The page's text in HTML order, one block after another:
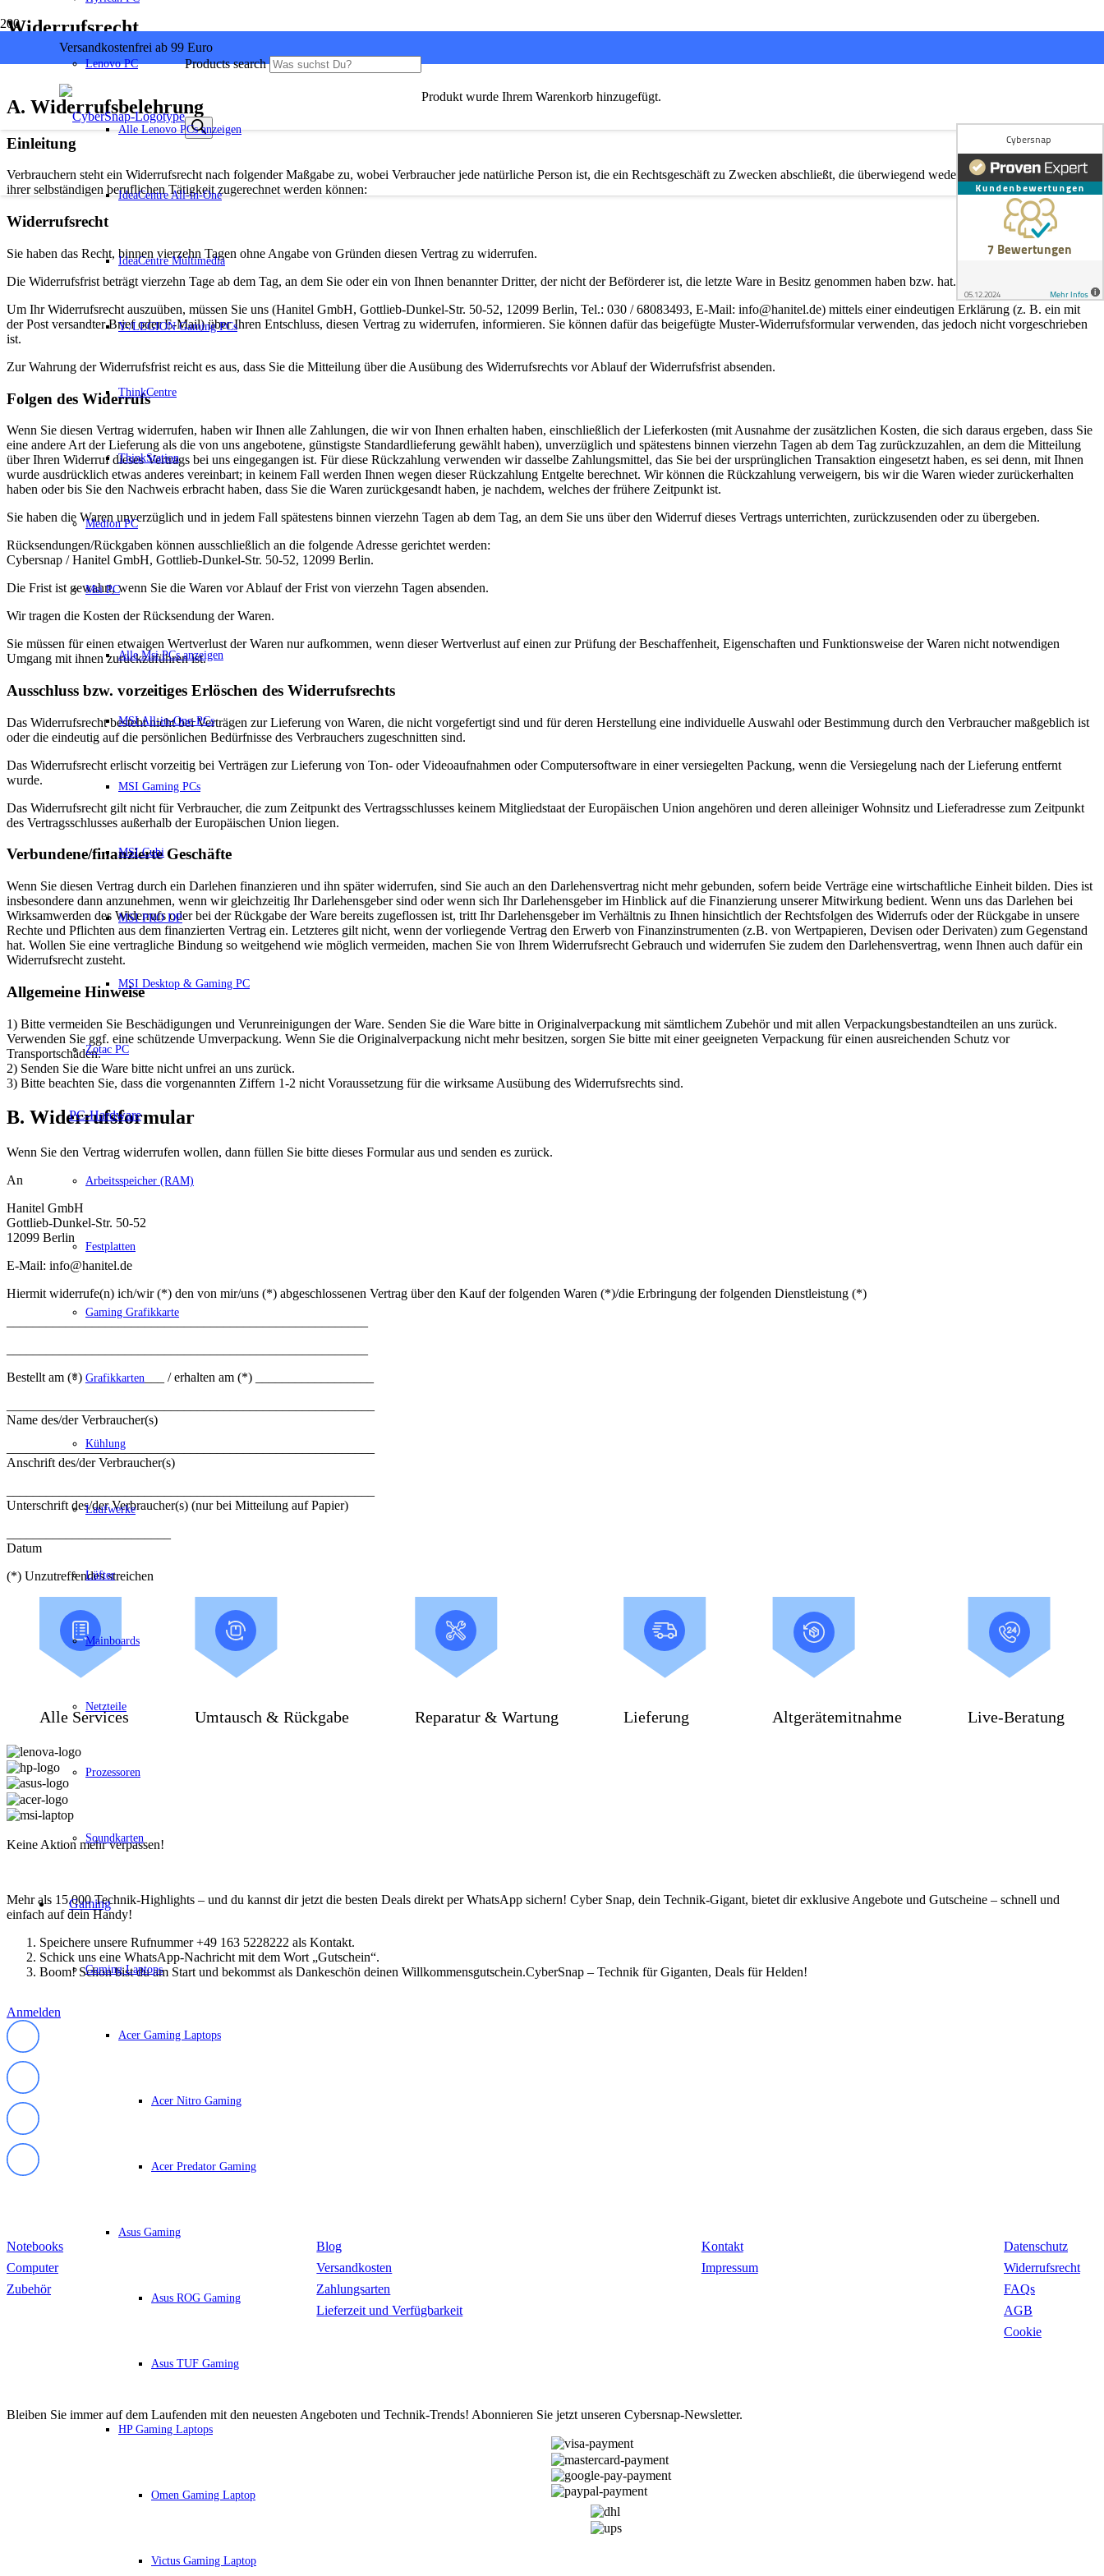
Versandkostenfrei ab 99 Euro
Products search
Produkt wurde Ihrem Warenkorb hinzugefügt.
Lenovo PC
Alle Lenovo PCs anzeigen
IdeaCentre All-in-One
IdeaCentre Multimedia
Y-/LEGION Gaming PCs
ThinkCentre
ThinkStation
Medion PC
Msi PC
Alle Msi PCs anzeigen
MSI All-in-One-PCs
MSI Gaming PCs
MSI Cubi
MSI PRO DP
MSI Desktop & Gaming PC
Zotac PC
PC-Hardware
Arbeitsspeicher (RAM)
Festplatten
Gaming Grafikkarte
Grafikkarten
Kühlung
Laufwerke
Lüfter
Mainboards
Netzteile
Prozessoren
Soundkarten
Gaming
Gaming Laptops
Acer Gaming Laptops
Acer Nitro Gaming
Acer Predator Gaming
Asus Gaming
Asus ROG Gaming
Asus TUF Gaming
HP Gaming Laptops
Omen Gaming Laptop
Victus Gaming Laptop
Widerrufsrecht
A. Widerrufsbelehrung
Einleitung
Verbrauchern steht ein Widerrufsrecht nach folgender Maßgabe zu, wobei Verbraucher jede natürliche Person ist, die ein Rechtsgeschäft zu Zwecken abschließt, die überwiegend weder ihrer gewerblichen noch
ihrer selbständigen beruflichen Tätigkeit zugerechnet werden können:
Widerrufsrecht
Sie haben das Recht, binnen vierzehn Tagen ohne Angabe von Gründen diesen Vertrag zu widerrufen.
Die Widerrufsfrist beträgt vierzehn Tage ab dem Tag, an dem Sie oder ein von Ihnen benannter Dritter, der nicht der Beförderer ist, die letzte Ware in Besitz genommen haben bzw. hat.
Um Ihr Widerrufsrecht auszuüben, müssen Sie uns (Hanitel GmbH, Gottlieb-Dunkel-Str. 50-52, 12099 Berlin, Tel.: 030 / 68083493, E-Mail: info@hanitel.de) mittels einer eindeutigen Erklärung (z. B. ein mit
der Post versandter Brief oder E-Mail) über Ihren Entschluss, diesen Vertrag zu widerrufen, informieren. Sie können dafür das beigefügte Muster-Widerrufsformular verwenden, das jedoch nicht vorgeschrieben
ist.
Zur Wahrung der Widerrufsfrist reicht es aus, dass Sie die Mitteilung über die Ausübung des Widerrufsrechts vor Ablauf der Widerrufsfrist absenden.
Folgen des Widerrufs
Wenn Sie diesen Vertrag widerrufen, haben wir Ihnen alle Zahlungen, die wir von Ihnen erhalten haben, einschließlich der Lieferkosten (mit Ausnahme der zusätzlichen Kosten, die sich daraus ergeben, dass Sie
eine andere Art der Lieferung als die von uns angebotene, günstigste Standardlieferung gewählt haben), unverzüglich und spätestens binnen vierzehn Tagen ab dem Tag zurückzuzahlen, an dem die Mitteilung
über Ihren Widerruf dieses Vertrags bei uns eingegangen ist. Für diese Rückzahlung verwenden wir dasselbe Zahlungsmittel, das Sie bei der ursprünglichen Transaktion eingesetzt haben, es sei denn, mit Ihnen
wurde ausdrücklich etwas anderes vereinbart; in keinem Fall werden Ihnen wegen dieser Rückzahlung Entgelte berechnet. Wir können die Rückzahlung verweigern, bis wir die Waren wieder zurückerhalten
haben oder bis Sie den Nachweis erbracht haben, dass Sie die Waren zurückgesandt haben, je nachdem, welches der frühere Zeitpunkt ist.
Sie haben die Waren unverzüglich und in jedem Fall spätestens binnen vierzehn Tagen ab dem Tag, an dem Sie uns über den Widerruf dieses Vertrags unterrichten, zurückzusenden oder zu übergeben.
Rücksendungen/Rückgaben können ausschließlich an die folgende Adresse gerichtet werden:
Cybersnap / Hanitel GmbH, Gottlieb-Dunkel-Str. 50-52, 12099 Berlin.
Die Frist ist gewahrt, wenn Sie die Waren vor Ablauf der Frist von vierzehn Tagen absenden.
Wir tragen die Kosten der Rücksendung der Waren.
Sie müssen für einen etwaigen Wertverlust der Waren nur aufkommen, wenn dieser Wertverlust auf einen zur Prüfung der Beschaffenheit, Eigenschaften und Funktionsweise der Waren nicht notwendigen
Umgang mit ihnen zurückzuführen ist.
Ausschluss bzw. vorzeitiges Erlöschen des Widerrufsrechts
Das Widerrufsrecht besteht nicht bei Verträgen zur Lieferung von Waren, die nicht vorgefertigt sind und für deren Herstellung eine individuelle Auswahl oder Bestimmung durch den Verbraucher maßgeblich ist
oder die eindeutig auf die persönlichen Bedürfnisse des Verbrauchers zugeschnitten sind.
Das Widerrufsrecht erlischt vorzeitig bei Verträgen zur Lieferung von Ton- oder Videoaufnahmen oder Computersoftware in einer versiegelten Packung, wenn die Versiegelung nach der Lieferung entfernt
wurde.
Das Widerrufsrecht gilt nicht für Verbraucher, die zum Zeitpunkt des Vertragsschlusses keinem Mitgliedstaat der Europäischen Union angehören und deren alleiniger Wohnsitz und Lieferadresse zum Zeitpunkt
des Vertragsschlusses außerhalb der Europäischen Union liegen.
Verbundene/finanzierte Geschäfte
Wenn Sie diesen Vertrag durch ein Darlehen finanzieren und ihn später widerrufen, sind Sie auch an den Darlehensvertrag nicht mehr gebunden, sofern beide Verträge eine wirtschaftliche Einheit bilden. Dies ist
insbesondere dann anzunehmen, wenn wir gleichzeitig Ihr Darlehensgeber sind oder wenn sich Ihr Darlehensgeber im Hinblick auf die Finanzierung unserer Mitwirkung bedient. Wenn uns das Darlehen bei
Wirksamwerden des Widerrufs oder bei der Rückgabe der Ware bereits zugeflossen ist, tritt Ihr Darlehensgeber im Verhältnis zu Ihnen hinsichtlich der Rechtsfolgen des Widerrufs oder der Rückgabe in unsere
Rechte und Pflichten aus dem finanzierten Vertrag ein. Letzteres gilt nicht, wenn der vorliegende Vertrag den Erwerb von Finanzinstrumenten (z.B. von Wertpapieren, Devisen oder Derivaten) zum Gegenstand
hat. Wollen Sie eine vertragliche Bindung so weitgehend wie möglich vermeiden, machen Sie von Ihrem Widerrufsrecht Gebrauch und widerrufen Sie zudem den Darlehensvertrag, wenn Ihnen auch dafür ein
Widerrufsrecht zusteht.
Allgemeine Hinweise
1) Bitte vermeiden Sie Beschädigungen und Verunreinigungen der Ware. Senden Sie die Ware bitte in Originalverpackung mit sämtlichem Zubehör und mit allen Verpackungsbestandteilen an uns zurück.
Verwenden Sie ggf. eine schützende Umverpackung. Wenn Sie die Originalverpackung nicht mehr besitzen, sorgen Sie bitte mit einer geeigneten Verpackung für einen ausreichenden Schutz vor
Transportschäden.
2) Senden Sie die Ware bitte nicht unfrei an uns zurück.
3) Bitte beachten Sie, dass die vorgenannten Ziffern 1-2 nicht Voraussetzung für die wirksame Ausübung des Widerrufsrechts sind.
B. Widerrufsformular
Wenn Sie den Vertrag widerrufen wollen, dann füllen Sie bitte dieses Formular aus und senden es zurück.
An
Hanitel GmbH
Gottlieb-Dunkel-Str. 50-52
12099 Berlin
E-Mail: info@hanitel.de
Hiermit widerrufe(n) ich/wir (*) den von mir/uns (*) abgeschlossenen Vertrag über den Kauf der folgenden Waren (*)/die Erbringung der folgenden Dienstleistung (*)
_______________________________________________________
Bestellt am (*) ____________ / erhalten am (*) __________________
Name des/der Verbraucher(s)
________________________________________________________
Anschrift des/der Verbraucher(s)
Unterschrift des/der Verbraucher(s) (nur bei Mitteilung auf Papier)
Datum
(*) Unzutreffendes streichen
Alle Services Umtausch & Rückgabe Reparatur & Wartung Lieferung Altgerätemitnahme Live-Beratung
Keine Aktion mehr verpassen!
Mehr als 15.000 Technik-Highlights – und du kannst dir jetzt die besten Deals direkt per WhatsApp sichern! Cyber Snap, dein Technik-Gigant, bietet dir exklusive Angebote und Gutscheine – schnell und
einfach auf dein Handy!
Speichere unsere Rufnummer +49 163 5228222 als Kontakt.
Schick uns eine WhatsApp-Nachricht mit dem Wort „Gutschein“.
Boom! Schon bist du am Start und bekommst als Dankeschön deinen Willkommensgutschein.CyberSnap – Technik für Giganten, Deals für Helden!
Anmelden
Notebooks
Computer
Zubehör
Blog
Versandkosten
Zahlungsarten
Lieferzeit und Verfügbarkeit
Kontakt
Impressum
Datenschutz
Widerrufsrecht
FAQs
AGB
Cookie
Bleiben Sie immer auf dem Laufenden mit den neuesten Angeboten und Technik-Trends! Abonnieren Sie jetzt unseren Cybersnap-Newsletter.